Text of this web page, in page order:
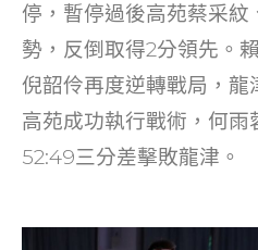
停，暫停過後高苑蔡采紋
勢，反倒取得2分領先。
倪韶伶再度逆轉戰局，
高苑成功執行戰術，何雨
52:49三分差擊敗龍津。